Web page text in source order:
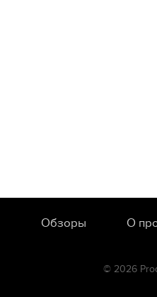
Обзоры О
© 2026